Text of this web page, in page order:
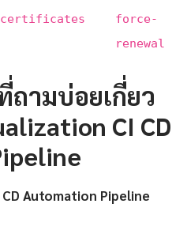
certificates
force-
renewal
ถามบ่อยเกี่ยว
CI CD
Automation Pipeline